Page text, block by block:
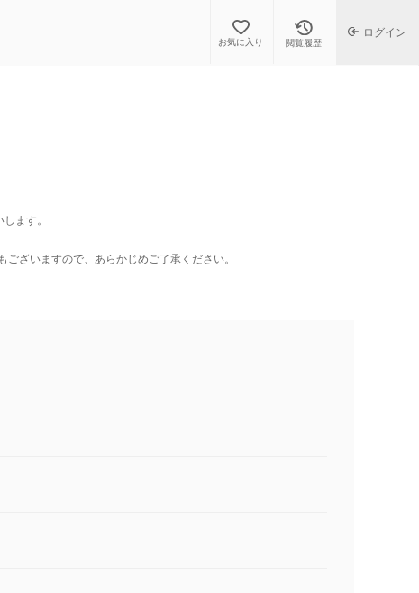
お気に入り 閲覧履歴
ログイン
ます。
ざいますので、あらかじめご了承ください。